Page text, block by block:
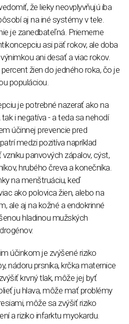
že lieky neovplyvňujú iba
aj na iné systémy v tele.
je zanedbateľná. Priemerne
asi päť rokov, ale doba
ani desať a viac rokov.
žien do jedného roka, čo je
populáciou.
je potrebné nazerať ako na
i negatíva - a teda sa nehodí
účinnej prevencie pred
medzi pozitíva napríklad
panvových zápalov, cýst,
hrubého čreva a konečníka.
na menštruáciu, keď
ako polovica žien, alebo na
ale aj na kožné a endokrinné
hladinou mužských
účinkom je zvýšené riziko
nádoru prsníka, krčka maternice
krvný tlak, môže jej byť
ju hlava, môže mať problémy
môže sa zvýšiť riziko
a riziko infarktu myokardu.